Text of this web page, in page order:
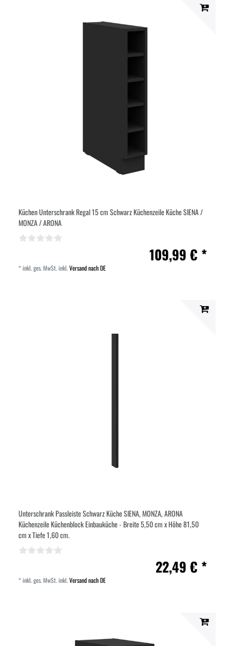
Küchen Unterschrank Regal 15 cm Schwarz Küchenzeile Küche SIENA /
MONZA / ARONA
109,99 € *
*inkl. ges. MwSt.inkl.Versand nach DE
Unterschrank Passleiste Schwarz Küche SIENA, MONZA, ARONA
Küchenzeile Küchenblock Einbauküche - Breite 5,50 cm x Höhe 81,50
cm x Tiefe 1,60 cm.
22,49 € *
*inkl. ges. MwSt.inkl.Versand nach DE